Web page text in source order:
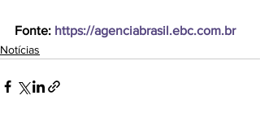
Fonte: https://agenciabrasil.ebc.com.br
Notícias